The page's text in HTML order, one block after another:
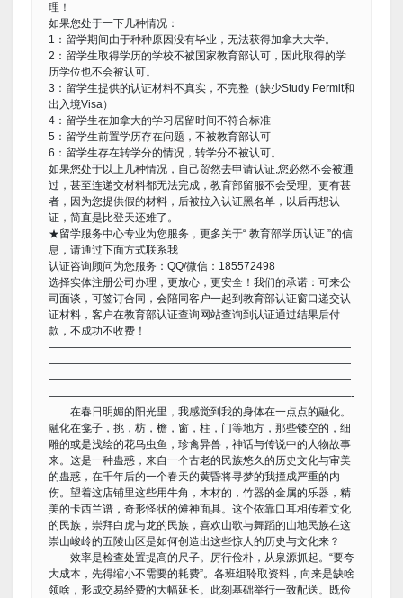
理！
如果您处于一下几种情况：
1：留学期间由于种种原因没有毕业，无法获得加拿大大学。
2：留学生取得学历的学校不被国家教育部认可，因此取得的学
历学位也不会被认可。
3：留学生提供的认证材料不真实，不完整（缺少Study Permit和
出入境Visa）
4：留学生在加拿大的学习居留时间不符合标准
5：留学生前置学历存在问题，不被教育部认可
6：留学生存在转学分的情况，转学分不被认可。
如果您处于以上几种情况，自己贸然去申请认证,您必然不会被通
过，甚至连递交材料都无法完成，教育部留服不会受理。更有甚
者，因为您提供假的材料，后被拉入认证黑名单，以后再想认
证，简直是比登天还难了。
★留学服务中心专业为您服务，更多关于“ 教育部学历认证 ”的信
息，请通过下面方式联系我
认证咨询顾问为您服务：QQ/微信：185572498
选择实体注册公司办理，更放心，更安全！我们的承诺：可来公
司面谈，可签订合同，会陪同客户一起到教育部认证窗口递交认
证材料，客户在教育部认证查询网站查询到认证通过结果后付
款，不成功不收费！
————————————————————————————
————————————————————————————
————————————————————————————
————————————————————————————-
在春日明媚的阳光里，我感觉到我的身体在一点点的融化。
融化在龛子，挑，枋，檐，窗，柱，门等地方，那些镂空的，细
雕的或是浅绘的花鸟虫鱼，珍禽异兽，神话与传说中的人物故事
来。这是一种蛊惑，来自一个古老的民族悠久的历史文化与审美
的蛊惑，在千年后的一个春天的黄昏将寻梦的我撞成严重的内
伤。望着这店铺里这些用牛角，木材的，竹器的金属的乐器，精
美的卡西兰谱，奇形怪状的傩神面具。这个依靠口耳相传着文化
的民族，崇拜白虎与龙的民族，喜欢山歌与舞蹈的山地民族在这
崇山峻岭的五陵山区是如何创造出这些惊人的历史与文化来？
效率是检查处置提高的尺子。厉行俭朴，从泉源抓起。“要夸
大成本，先得缩小不需要的耗费”。各班组聆取资料，向来是缺啥
领啥，形成交易经费的大幅延长。此刻基础举行一致配送。既俭